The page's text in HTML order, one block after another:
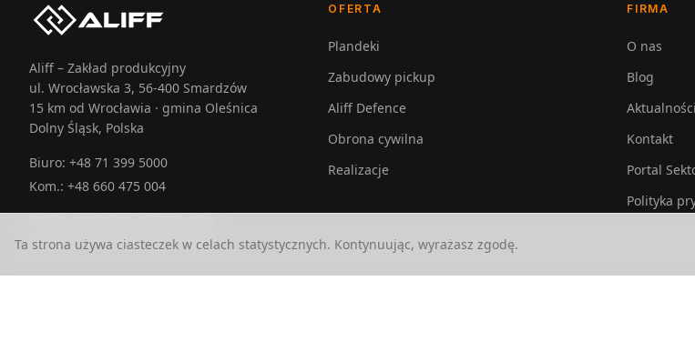
Aliff – Zakład produkcyjny
ul. Wrocławska 3, 56-400 Smardzów
15 km od Wrocławia · gmina Oleśnica
Dolny Śląsk, Polska
Biuro: +48 71 399 5000
Kom.: +48 660 475 004
Zakład: Smardzów, Dolny Śląsk
OFERTA
Plandeki
Zabudowy pickup
Aliff Defence
Obrona cywilna
Realizacje
FIRMA
O nas
Blog
Aktualności
Kontakt
Portal
Polityka
Ta strona używa ciasteczek w celach statystycznych. Kontynuując, wyrażasz zgodę.